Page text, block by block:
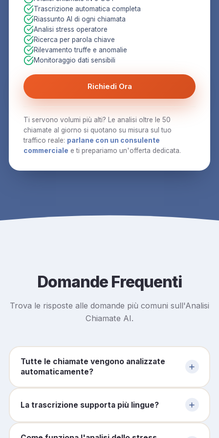
Trascrizione automatica completa
Riassunto AI di ogni chiamata
Analisi stress operatore
Ricerca per parola chiave
Rilevamento truffe e anomalie
Monitoraggio dati sensibili
Richiedi Ora
Ti servono volumi più alti? Le analisi oltre le 50
chiamate al giorno si quotano su misura sul tuo
traffico reale: parlane con un consulente
commerciale e ti prepariamo un'offerta dedicata.
Domande Frequenti
Trova le risposte alle domande più comuni sull'Analisi
Chiamate AI.
Tutte le chiamate vengono analizzate
automaticamente?
entrata e in uscita vengono automaticamente
escludere determinati numeri o interni.
La trascrizione supporta più lingue?